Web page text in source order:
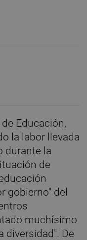
Educación,
la labor llevada
durante la
de
gobierno" del
muchísimo
diversidad". De